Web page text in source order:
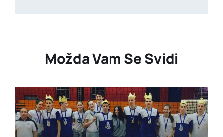
Možda Vam Se Svidi